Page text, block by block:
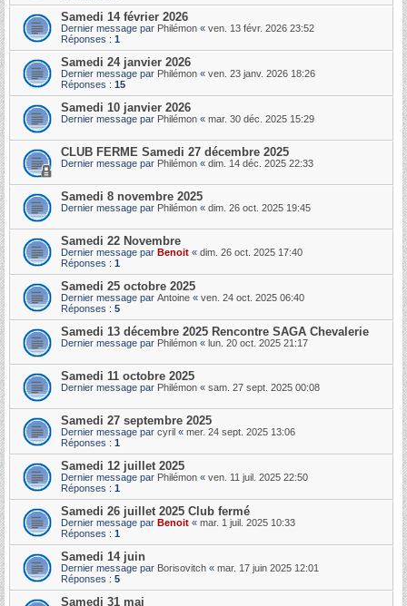
Samedi 14 février 2026
Dernier message par Philémon « ven. 13 févr. 2026 23:52
Réponses : 1
Samedi 24 janvier 2026
Dernier message par Philémon « ven. 23 janv. 2026 18:26
Réponses : 15
Samedi 10 janvier 2026
Dernier message par Philémon « mar. 30 déc. 2025 15:29
CLUB FERME Samedi 27 décembre 2025
Dernier message par Philémon « dim. 14 déc. 2025 22:33
Samedi 8 novembre 2025
Dernier message par Philémon « dim. 26 oct. 2025 19:45
Samedi 22 Novembre
Dernier message par Benoit « dim. 26 oct. 2025 17:40
Réponses : 1
Samedi 25 octobre 2025
Dernier message par Antoine « ven. 24 oct. 2025 06:40
Réponses : 5
Samedi 13 décembre 2025 Rencontre SAGA Chevalerie
Dernier message par Philémon « lun. 20 oct. 2025 21:17
Samedi 11 octobre 2025
Dernier message par Philémon « sam. 27 sept. 2025 00:08
Samedi 27 septembre 2025
Dernier message par cyril « mer. 24 sept. 2025 13:06
Réponses : 1
Samedi 12 juillet 2025
Dernier message par Philémon « ven. 11 juil. 2025 22:50
Réponses : 1
Samedi 26 juillet 2025 Club fermé
Dernier message par Benoit « mar. 1 juil. 2025 10:33
Réponses : 1
Samedi 14 juin
Dernier message par Borisovitch « mar. 17 juin 2025 12:01
Réponses : 5
Samedi 31 mai